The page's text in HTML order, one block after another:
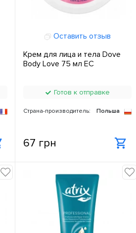
Оставить отзыв
Крем для лица и тела Dove
Body Love 75 мл ЕС
Готов к отправке
Страна-производитель: Польша
67 грн